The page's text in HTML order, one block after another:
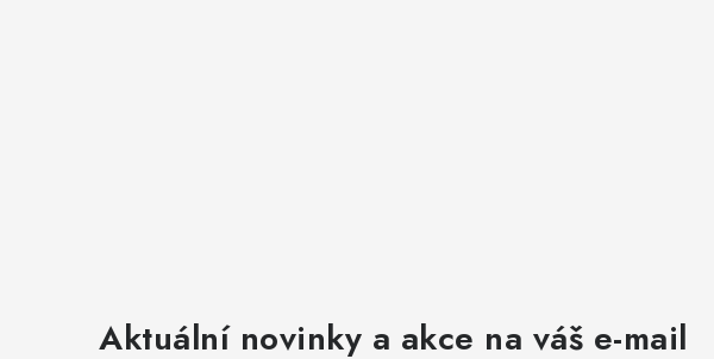
Aktuální novinky a akce na váš e-mail